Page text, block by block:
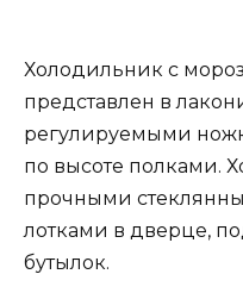
Холодильник с
представлен в
регулируемыми
по высоте полками.
прочными
лотками в дверце,
бутылок.